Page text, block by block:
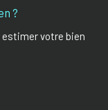
?
votre bien